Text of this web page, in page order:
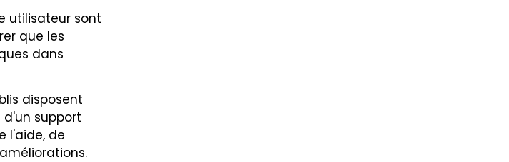
utilisateur sont
que les
dans
disposent
support
l'aide, de